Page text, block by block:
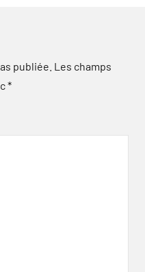
publiée. Les champs
*